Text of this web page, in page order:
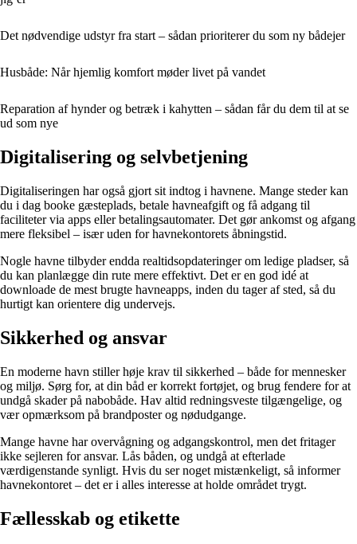
Det nødvendige udstyr fra start – sådan prioriterer du som ny bådejer
Husbåde: Når hjemlig komfort møder livet på vandet
Reparation af hynder og betræk i kahytten – sådan får du dem til at se
ud som nye
Digitalisering og selvbetjening
Digitaliseringen har også gjort sit indtog i havnene. Mange steder kan
du i dag booke gæsteplads, betale havneafgift og få adgang til
faciliteter via apps eller betalingsautomater. Det gør ankomst og afgang
mere fleksibel – især uden for havnekontorets åbningstid.
Nogle havne tilbyder endda realtidsopdateringer om ledige pladser, så
du kan planlægge din rute mere effektivt. Det er en god idé at
downloade de mest brugte havneapps, inden du tager af sted, så du
hurtigt kan orientere dig undervejs.
Sikkerhed og ansvar
En moderne havn stiller høje krav til sikkerhed – både for mennesker
og miljø. Sørg for, at din båd er korrekt fortøjet, og brug fendere for at
undgå skader på nabobåde. Hav altid redningsveste tilgængelige, og
vær opmærksom på brandposter og nødudgange.
Mange havne har overvågning og adgangskontrol, men det fritager
ikke sejleren for ansvar. Lås båden, og undgå at efterlade
værdigenstande synligt. Hvis du ser noget mistænkeligt, så informer
havnekontoret – det er i alles interesse at holde området trygt.
Fællesskab og etikette